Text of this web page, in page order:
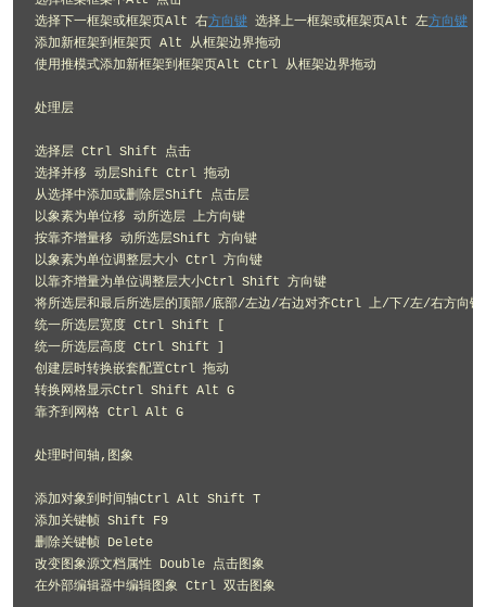
选择下一框架或框架页Alt 右方向键 选择上一框架或框架页Alt 左方向键
添加新框架到框架页 Alt 从框架边界拖动
使用推模式添加新框架到框架页Alt Ctrl 从框架边界拖动
处理层
选择层 Ctrl Shift 点击
选择并移 动层Shift Ctrl 拖动
从选择中添加或删除层Shift 点击层
以象素为单位移 动所选层 上方向键
按靠齐增量移 动所选层Shift 方向键
以象素为单位调整层大小 Ctrl 方向键
以靠齐增量为单位调整层大小Ctrl Shift 方向键
将所选层和最后所选层的顶部/底部/左边/右边对齐Ctrl 上/下/左/右方向
统一所选层宽度 Ctrl Shift [
统一所选层高度 Ctrl Shift ]
创建层时转换嵌套配置Ctrl 拖动
转换网格显示Ctrl Shift Alt G
靠齐到网格 Ctrl Alt G
处理时间轴,图象
添加对象到时间轴Ctrl Alt Shift T
添加关键帧 Shift F9
删除关键帧 Delete
改变图象源文档属性 Double 点击图象
在外部编辑器中编辑图象 Ctrl 双击图象